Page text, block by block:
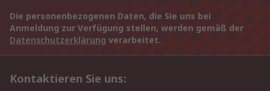
Die personenbezogenen Daten, die Sie uns bei
Anmeldung zur Verfügung stellen, werden gemäß der
Datenschutzerklärung verarbeitet.
Kontaktieren Sie uns: